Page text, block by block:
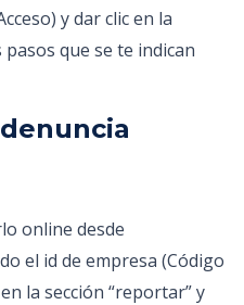
y dar clic en la
que se te indican
online desde
el id de empresa (Código
la sección “reportar” y